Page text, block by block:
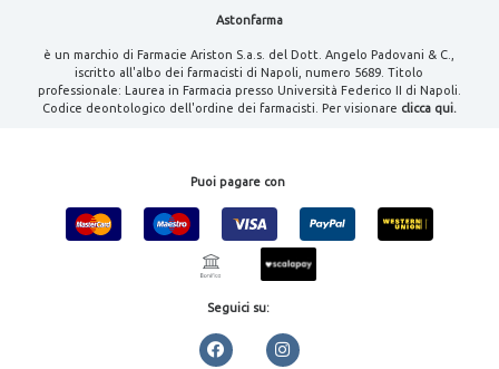
Astonfarma
è un marchio di Farmacie Ariston S.a.s. del Dott. Angelo Padovani & C.,
iscritto all'albo dei farmacisti di Napoli, numero 5689. Titolo
professionale: Laurea in Farmacia presso Università Federico II di Napoli.
Codice deontologico dell'ordine dei farmacisti. Per visionare clicca qui.
Puoi pagare con
Seguici su: